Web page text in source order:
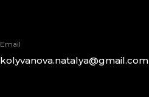
kolyvanova.natalya@gmail.com
Email